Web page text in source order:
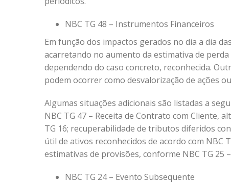
NBC TG 48 – Instrumentos Financeiros
Em função dos impactos gerados no dia a dia
acarretando no aumento da estimativa de
dependendo do caso concreto, reconhecida.
podem ocorrer como desvalorização de ações
Algumas situações adicionais são listadas a
NBC TG 47 – Receita de Contrato com Cliente,
TG 16; recuperabilidade de tributos diferidos
útil de ativos reconhecidos de acordo com NBC
estimativas de provisões, conforme NBC TG 25
NBC TG 24 – Evento Subsequente